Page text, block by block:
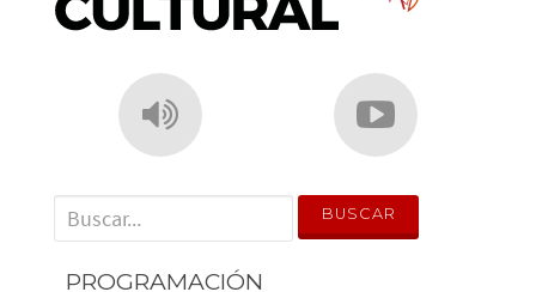
' . __('Search for:') . '
PROGRAMACIÓN